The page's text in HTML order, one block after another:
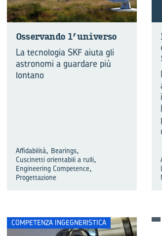
Os­ser­van­do l’uni­ver­so
La tecnologia SKF aiuta gli
astronomi a guardare più
lontano
Affidabilità, Bearings,
Cuscinetti orientabili a rulli,
Engineering Competence,
Progettazione
COMPETENZA INGEGNERISTICA